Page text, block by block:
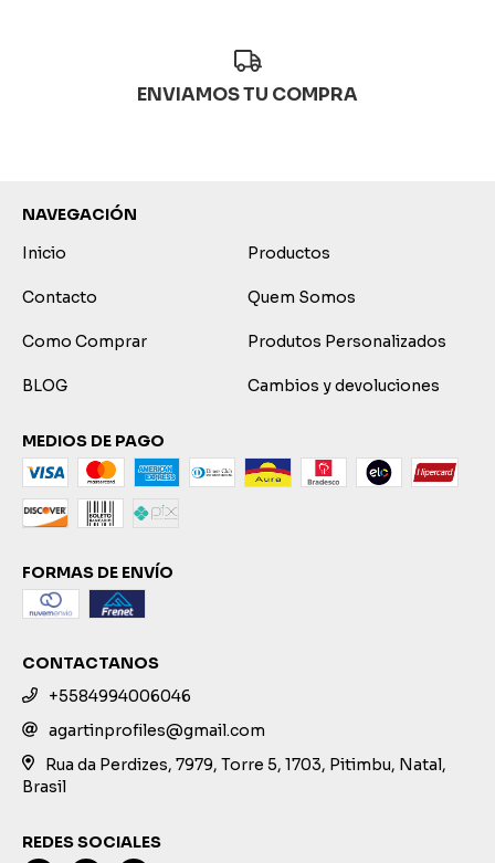
ENVIAMOS TU COMPRA
NAVEGACIÓN
Inicio
Productos
Contacto Quem Somos
Como Comprar Produtos Personalizados
BLOG Cambios y devoluciones
MEDIOS DE PAGO
FORMAS DE ENVÍO
CONTACTANOS
+5584994006046
agartinprofiles@gmail.com
Rua da Perdizes, 7979, Torre 5, 1703, Pitimbu, Natal,
Brasil
REDES SOCIALES